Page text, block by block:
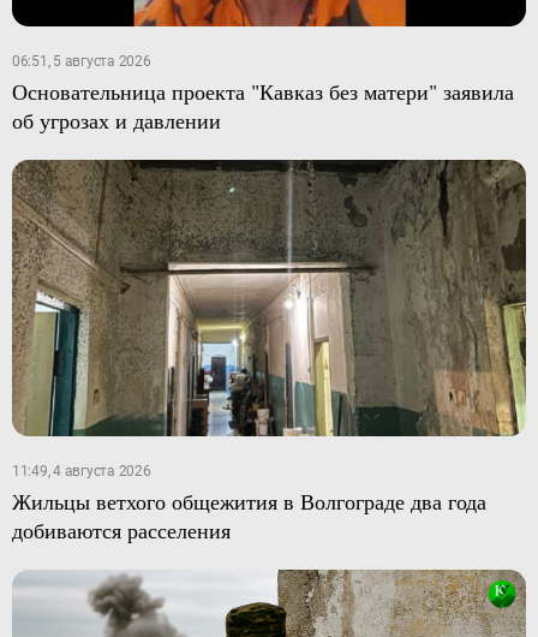
06:51, 5 августа 2026
Основательница проекта "Кавказ без матери" заявила
об угрозах и давлении
11:49, 4 августа 2026
Жильцы ветхого общежития в Волгограде два года
добиваются расселения